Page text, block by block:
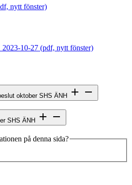
nytt fönster)
10-27 (pdf, nytt fönster)
oktober SHS ÄNH
SHS ÄNH
på denna sida?